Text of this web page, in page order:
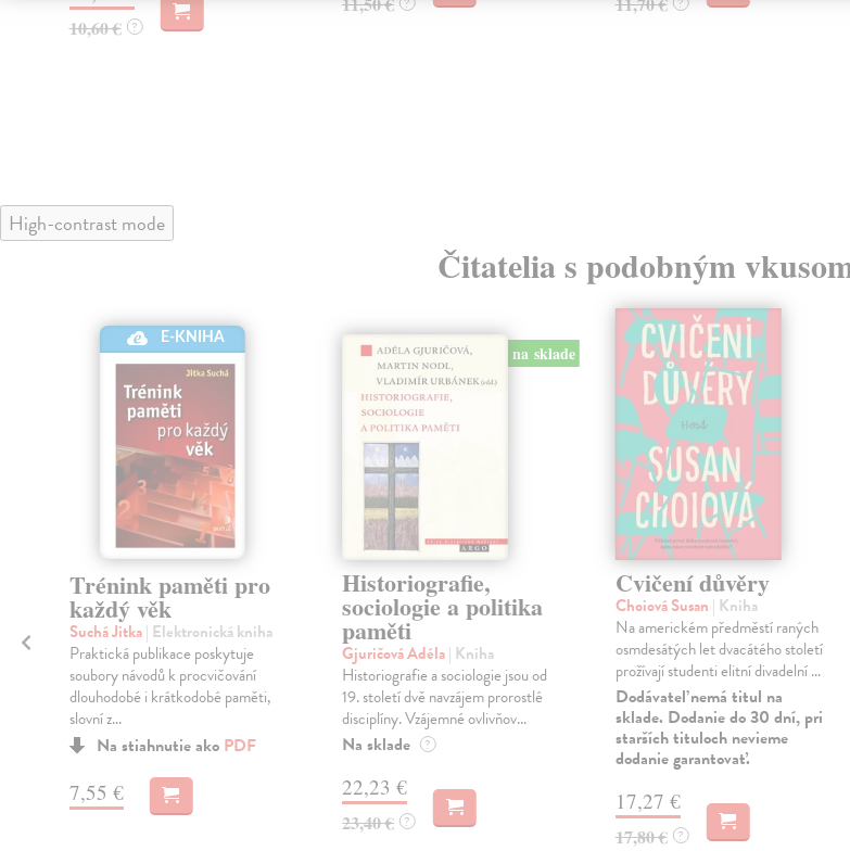
10,60 € ?
High-contrast mode
Čitatelia s podobným
E-KNIHA
Trénink paměti pro
každý věk
Suchá Jitka| Elektronická kniha
Praktická publikace poskytuje
soubory návodů k procvičování
dlouhodobé i krátkodobé paměti,
slovní z...
Na stiahnutie ako PDF
7,55 €
na sklade
Historiografie,
sociologie a politika
paměti
Gjuričová Adéla| Kniha
Historiografie a sociologie jsou od
19. století dvě navzájem prorostlé
disciplíny. Vzájemné ovlivňov...
Na sklade ?
22,23 €
23,40 € ?
Cvičení důvěry
Choiová Susan | Kniha
Na americkém předměstí raných
osmdesátých let dvacátého století
prožívají studenti elitní divadelní ...
Dodávateľ nemá titul na
sklade. Dodanie do 30 dní, pri
starších tituloch nevieme
dodanie garantovať.
17,27 €
17,80 € ?